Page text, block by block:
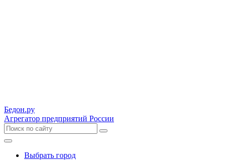
Бедон.ру
Агрегатор предприятий России
Выбрать город